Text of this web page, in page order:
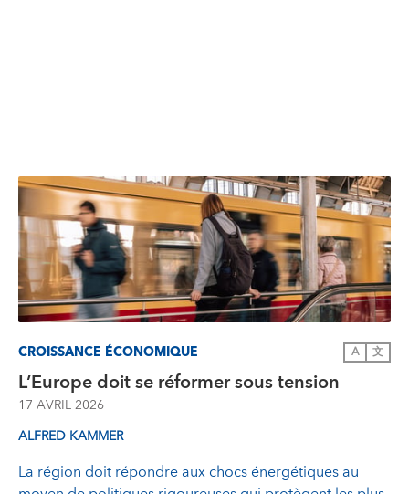
CROISSANCE ÉCONOMIQUE A 文
L’Europe doit se réformer sous tension
17 AVRIL 2026
ALFRED KAMMER
La région doit répondre aux chocs énergétiques au